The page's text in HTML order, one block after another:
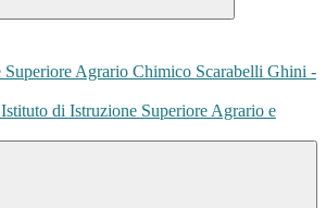
Istituto di Istruzione Superiore Agrario e